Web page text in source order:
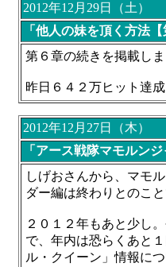
2012年12月29日（土）
「他人の妹を頂く方法
第６章の続きを掲載しま
昨日６４２万ヒット達
2012年12月27日（木）
「アース戦隊マモルン
しげおさんから、マモ
ダー編は終わりとのこ
２０１２年もあと少し
で、年内は恐らくあと
ル・クイーン」情報に